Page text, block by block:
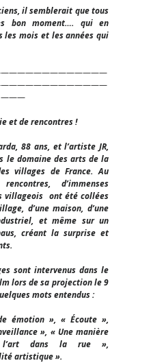
il semblerait que tous
bon moment…. qui en
les mois et les années qui
———
et de rencontres !
88 ans, et l’artiste JR,
le domaine des arts de la
villages de France. Au
d’immenses
villageois ont été collées
d’une maison, d’une
et même sur un
créant la surprise et
sont intervenus dans le
lors de sa projection le 9
mots entendus :
émotion », « Écoute »,
», « Une manière
dans la rue »,
artistique ».